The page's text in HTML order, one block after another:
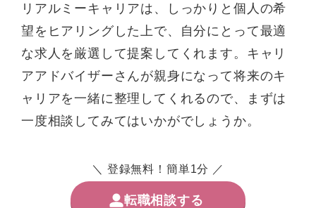
リアルミーキャリアは、しっかりと個人の希
望をヒアリングした上で、自分にとって最適
な求人を厳選して提案してくれます。キャリ
アアドバイザーさんが親身になって将来のキ
ャリアを一緒に整理してくれるので、まずは
一度相談してみてはいかがでしょうか。
＼ 登録無料！簡単1分 ／
転職相談する